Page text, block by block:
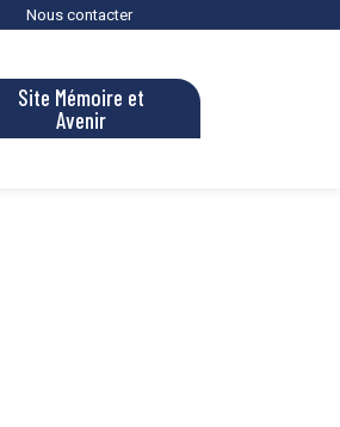
Nous contacter
Site Mémoire et
Avenir